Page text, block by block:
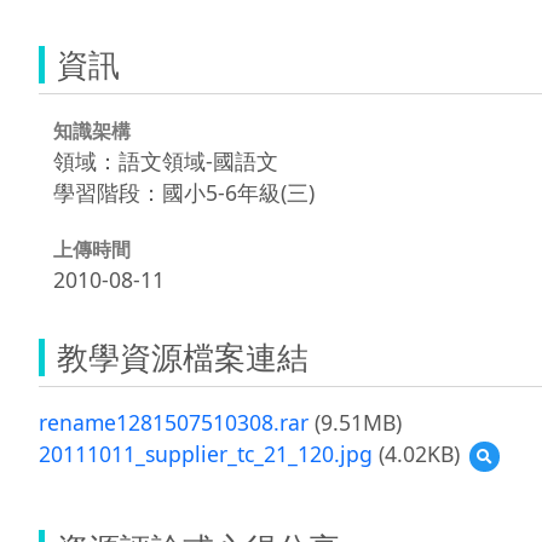
資訊
知識架構
領域：語文領域-國語文
學習階段：國小5-6年級(三)
上傳時間
2010-08-11
教學資源檔案連結
rename1281507510308.rar (9.51MB)
20111011_supplier_tc_21_120.jpg (4.02KB)
預
覽